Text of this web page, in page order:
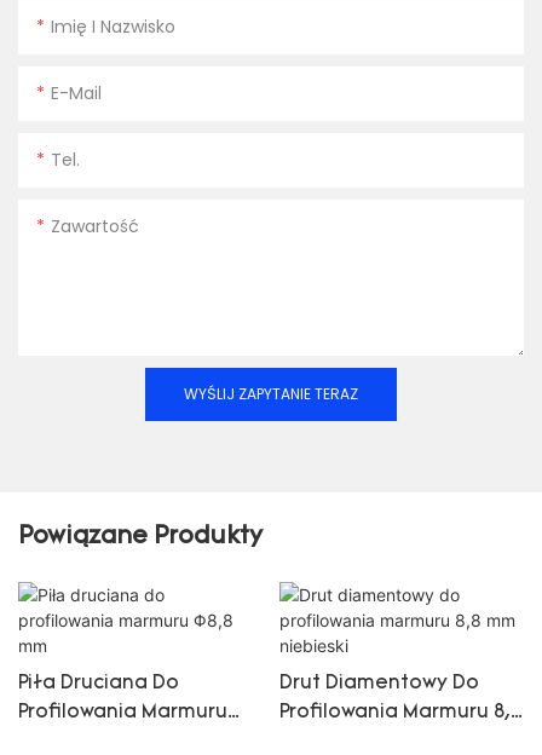
Imię I Nazwisko
E-Mail
Tel.
Zawartość
WYŚLIJ ZAPYTANIE TERAZ
Powiązane Produkty
Piła Druciana Do
Profilowania Marmuru
Drut Diamentowy Do
Profilowania Marmuru 8,8